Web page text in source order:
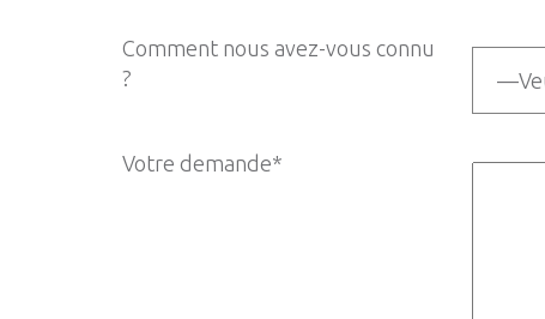
Comment nous avez-vous connu
?
Votre demande*